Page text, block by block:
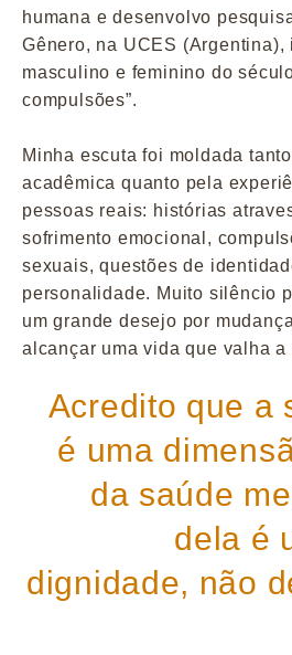
humana e desenvolvo
Gênero, na UCES (Argentina),
masculino e feminino do
compulsões”.
Minha escuta foi moldada
acadêmica quanto pela
pessoas reais: histórias
sofrimento emocional,
sexuais, questões de
personalidade. Muito silêncio
um grande desejo por
alcançar uma vida que valha
Acredito que a
é uma
da saúde
dela é
dignidade, não